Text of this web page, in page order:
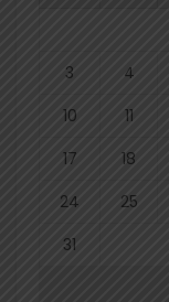
3
4
10
11
17
18
24
25
31